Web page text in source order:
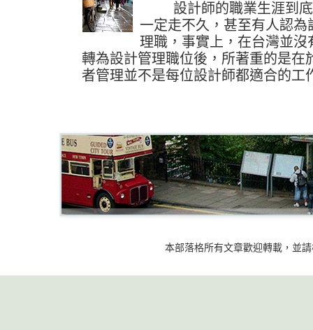
設計師的職業生涯到底
一定走不久，甚至有人認
理職，事實上，在台灣並
轉為設計管理職位後，所著重的是
者管理並不是每位設計師都適合的工
本部落格所有文章歡迎轉載，並